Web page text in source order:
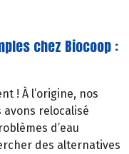
chez Biocoop :
! À l’origine, nos
avons relocalisé
d’eau
des alternatives